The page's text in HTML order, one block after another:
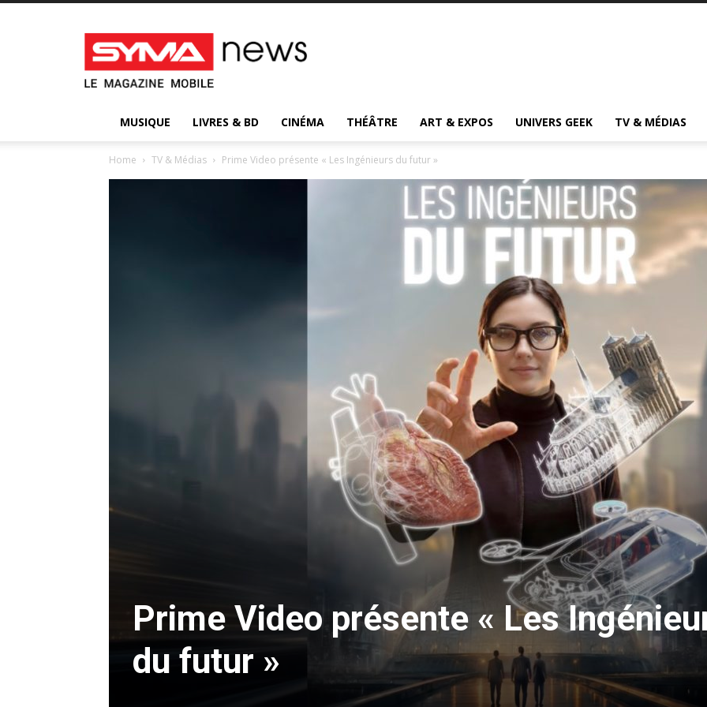
Syma
News
:
votre
d’actualité
MUSIQUE LIVRES & BD CINÉMA THÉÂTRE ART & EXPOS UNIVERS GEEK TV & MÉDIAS
Home TV & Médias Prime Video présente « Les Ingénieurs du futur »
Prime Video présente « Les
du futur »